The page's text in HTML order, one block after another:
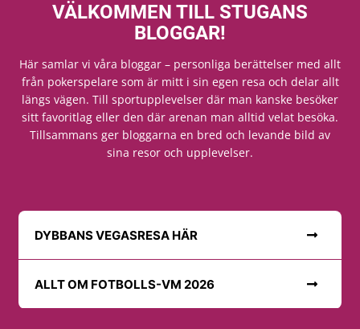
VÄLKOMMEN TILL STUGANS
BLOGGAR!
Här samlar vi våra bloggar – personliga berättelser med allt
från pokerspelare som är mitt i sin egen resa och delar allt
längs vägen. Till sportupplevelser där man kanske besöker
sitt favoritlag eller den där arenan man alltid velat besöka.
Tillsammans ger bloggarna en bred och levande bild av
sina resor och upplevelser.
DYBBANS VEGASRESA HÄR
ALLT OM FOTBOLLS-VM 2026